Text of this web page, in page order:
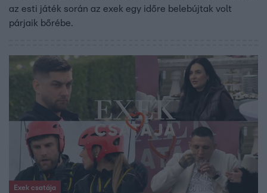
az esti játék során az exek egy időre belebújtak volt
párjaik bőrébe.
Exek csatája